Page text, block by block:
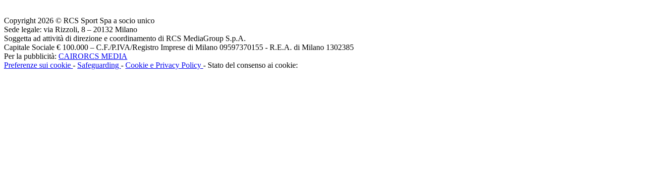
Copyright 2026 © RCS Sport Spa a socio unico
Sede legale: via Rizzoli, 8 – 20132 Milano
Soggetta ad attività di direzione e coordinamento di RCS MediaGroup S.p.A.
Capitale Sociale € 100.000 – C.F./P.IVA/Registro Imprese di Milano 09597370155 - R.E.A. di Milano 1302385
Per la pubblicità: CAIRORCS MEDIA
Preferenze sui cookie - Safeguarding - Cookie e Privacy Policy - Stato del consenso ai cookie: